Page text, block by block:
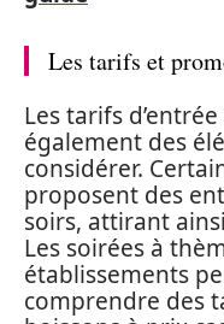
Les tarifs et
Les tarifs
également des
considérer.
proposent des
soirs, attirant
Les soirées à
établissements
comprendre des